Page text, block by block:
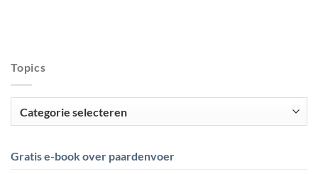
Topics
Gratis e-book over paardenvoer